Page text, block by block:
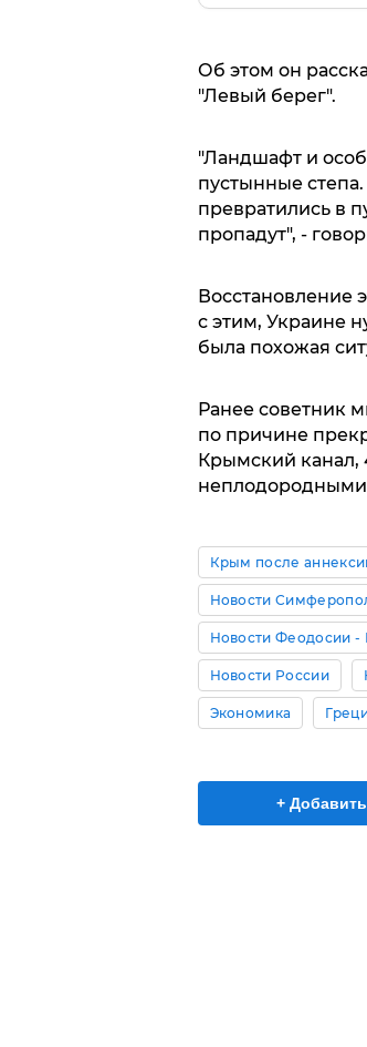
Об этом он
"Левый берег".
"Ландшафт и
пустынные
превратились в
пропадут", -
Восстановление
с этим, Украине
была похожая
Ранее советник
по причине
Крымский канал,
Крым после
Новости
Новости Феодосии
Новости России
Экономика
+